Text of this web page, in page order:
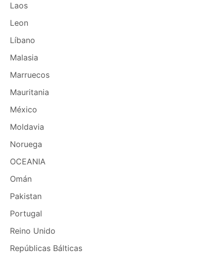
Laos
Leon
Líbano
Malasia
Marruecos
Mauritania
México
Moldavia
Noruega
OCEANIA
Omán
Pakistan
Portugal
Reino Unido
Repúblicas Bálticas